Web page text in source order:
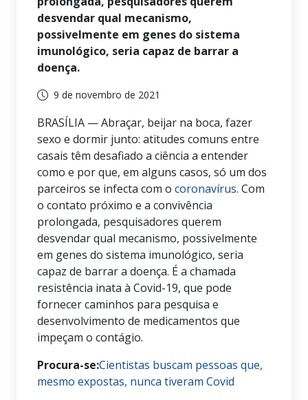
desvendar qual mecanismo,
possivelmente em genes do sistema
imunológico, seria capaz de barrar a
doença.
9 de novembro de 2021
BRASÍLIA — Abraçar, beijar na boca, fazer
sexo e dormir junto: atitudes comuns entre
casais têm desafiado a ciência a entender
como e por que, em alguns casos, só um dos
parceiros se infecta com o coronavírus. Com
o contato próximo e a convivência
prolongada, pesquisadores querem
desvendar qual mecanismo, possivelmente
em genes do sistema imunológico, seria
capaz de barrar a doença. É a chamada
resistência inata à Covid-19, que pode
fornecer caminhos para pesquisa e
desenvolvimento de medicamentos que
impeçam o contágio.
Procura-se:Cientistas buscam pessoas que,
mesmo expostas, nunca tiveram Covid